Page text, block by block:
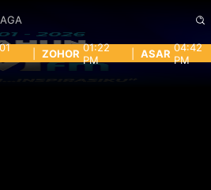
ZOHOR 01:22
PM
ASAR 04:42
PM